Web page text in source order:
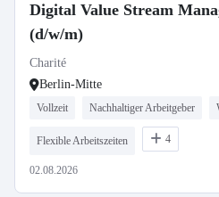
Digital Value Stream
(d/w/m)
Charité
Berlin-Mitte
Vollzeit Nachhaltiger Arbeitgeber
Flexible Arbeitszeiten 4
02.08.2026